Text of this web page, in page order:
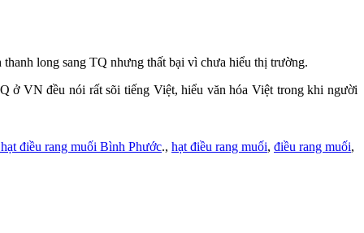
long sang TQ nhưng thất bại vì chưa hiểu thị trường.
ở VN đều nói rất sõi tiếng Việt, hiểu văn hóa Việt trong khi người
điều rang muối Bình Phước., hạt điều rang muối, điều rang muối,